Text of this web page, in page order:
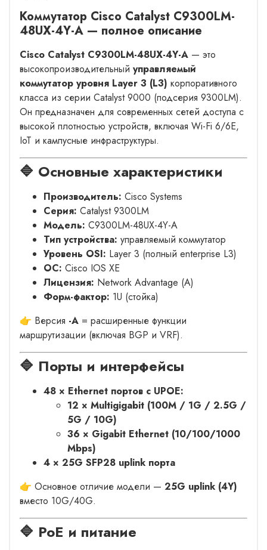
Коммутатор Cisco Catalyst C9300LM-
48UX-4Y-A — полное описание
Cisco Catalyst C9300LM-48UX-4Y-A — это
высокопроизводительный управляемый
коммутатор уровня Layer 3 (L3) корпоративного
класса из серии Catalyst 9000 (подсерия 9300LM).
Он предназначен для современных сетей доступа с
высокой плотностью устройств, включая Wi-Fi 6/6E,
IoT и кампусные инфраструктуры.
🔷 Основные характеристики
Производитель: Cisco Systems
Серия: Catalyst 9300LM
Модель: C9300LM-48UX-4Y-A
Тип устройства: управляемый коммутатор
Уровень OSI: Layer 3 (полный enterprise L3)
ОС: Cisco IOS XE
Лицензия: Network Advantage (A)
Форм-фактор: 1U (стойка)
👉 Версия -A = расширенные функции
маршрутизации (включая BGP и VRF).
🔷 Порты и интерфейсы
48 × Ethernet портов с UPOE:
12 × Multigigabit (100M / 1G / 2.5G /
5G / 10G)
36 × Gigabit Ethernet (10/100/1000
Mbps)
4 × 25G SFP28 uplink порта
👉 Основное отличие модели — 25G uplink (4Y)
вместо 10G/40G.
🔷 PoE и питание